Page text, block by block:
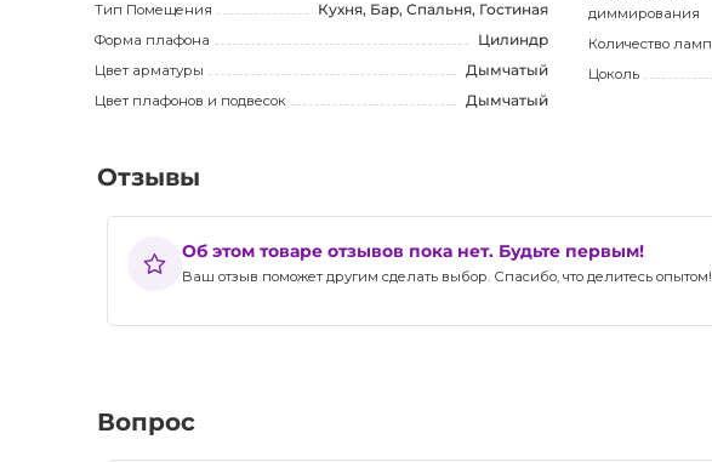
Тип Помещения
Кухня, Бар, Спальня, Гостиная
Форма плафона
Цилиндр
Цвет арматуры
Дымчатый
Цвет плафонов и подвесок
Дымчатый
диммирования
Количество ламп
Цоколь
Отзывы
Об этом товаре отзывов пока нет. Будьте первым!
Ваш отзыв поможет другим сделать выбор. Спасибо, что делитесь опытом!
Вопрос